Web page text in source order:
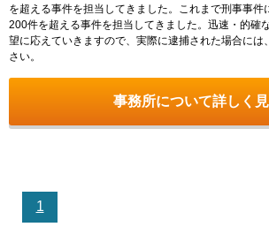
を超える事件を担当してきました。これまで刑事事件
200件を超える事件を担当してきました。迅速・的確
望に応えていきますので、実際に逮捕された場合には
さい。
事務所について詳しく
1